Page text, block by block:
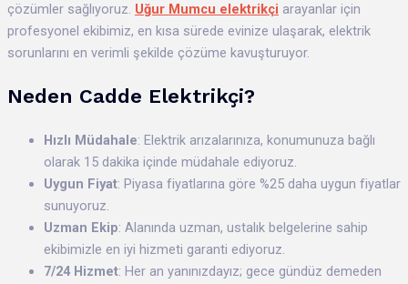
çözümler sağlıyoruz. Uğur Mumcu elektrikçi arayanlar için
profesyonel ekibimiz, en kısa sürede evinize ulaşarak, elektrik
sorunlarını en verimli şekilde çözüme kavuşturuyor.
Neden Cadde Elektrikçi?
Hızlı Müdahale: Elektrik arızalarınıza, konumunuza bağlı
olarak 15 dakika içinde müdahale ediyoruz.
Uygun Fiyat: Piyasa fiyatlarına göre %25 daha uygun fiyatlar
sunuyoruz.
Uzman Ekip: Alanında uzman, ustalık belgelerine sahip
ekibimizle en iyi hizmeti garanti ediyoruz.
7/24 Hizmet: Her an yanınızdayız; gece gündüz demeden